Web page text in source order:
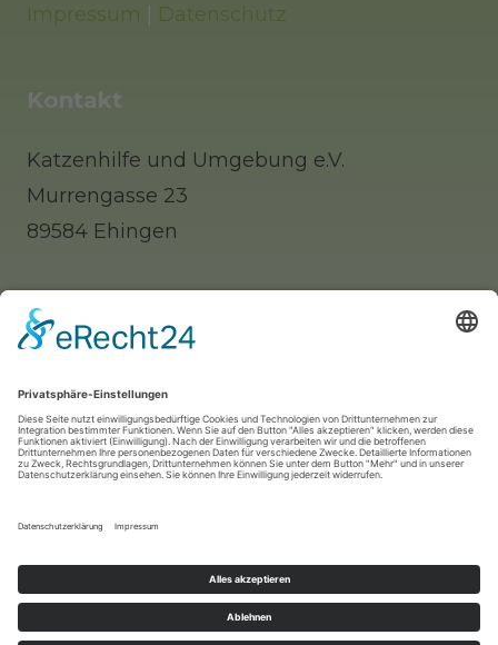
Impressum | Datenschutz
Kontakt
Katzenhilfe und Umgebung e.V.
Murrengasse 23
89584 Ehingen
Tel: 0 73 91 / 77 0 88 65 (Telefonisch erst
nachmittags zu erreichen)
Whatsapp: 0177 / 9140312 (nur für Notfälle!)
Mail:info@katzenhilfe-ehingen.de
Katzenhilfe Ehingen und Umgebung e.V